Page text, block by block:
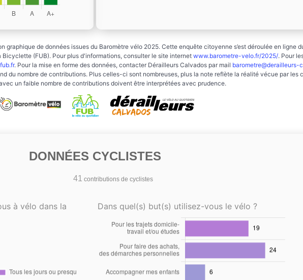
de données issues du Baromètre vélo 2025. Cette enquête citoyenne s’est déroulée en ligne
(FUB). Pour plus d'informations, consulter le site internet www.barometre-velo.fr/2025/. Pour
. Pour la mise en forme des données, contacter Dérailleurs Calvados par mail barometre@derailleurs-
du nombre de contributions. Plus celles-ci sont nombreuses, plus la note reflète la réalité vécue par les
un faible nombre de contributions doivent être interprétées avec prudence.
DONNÉES CYCLISTES
41 contributions de cyclistes
à vélo dans la
Dans quel(s) but(s) utilisez-vous le vélo ?